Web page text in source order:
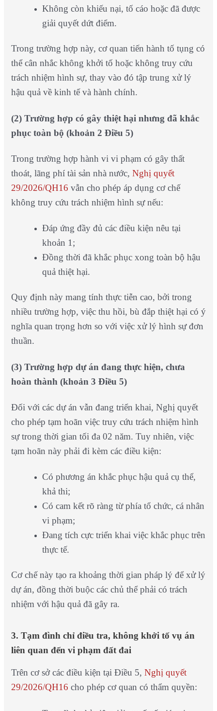
Không còn khiếu nại, tố cáo hoặc đã được
giải quyết dứt điểm.
Trong trường hợp này, cơ quan tiến hành tố tụng có
thể cân nhắc không khởi tố hoặc không truy cứu
trách nhiệm hình sự, thay vào đó tập trung xử lý
hậu quả về kinh tế và hành chính.
(2) Trường hợp có gây thiệt hại nhưng đã khắc
phục toàn bộ (khoản 2 Điều 5)
Trong trường hợp hành vi vi phạm có gây thất
thoát, lãng phí tài sản nhà nước, Nghị quyết
29/2026/QH16 vẫn cho phép áp dụng cơ chế
không truy cứu trách nhiệm hình sự nếu:
Đáp ứng đầy đủ các điều kiện nêu tại
khoản 1;
Đồng thời đã khắc phục xong toàn bộ hậu
quả thiệt hại.
Quy định này mang tính thực tiễn cao, bởi trong
nhiều trường hợp, việc thu hồi, bù đắp thiệt hại có ý
nghĩa quan trọng hơn so với việc xử lý hình sự đơn
thuần.
(3) Trường hợp dự án đang thực hiện, chưa
hoàn thành (khoản 3 Điều 5)
Đối với các dự án vẫn đang triển khai, Nghị quyết
cho phép tạm hoãn việc truy cứu trách nhiệm hình
sự trong thời gian tối đa 02 năm. Tuy nhiên, việc
tạm hoãn này phải đi kèm các điều kiện:
Có phương án khắc phục hậu quả cụ thể,
khả thi;
Có cam kết rõ ràng từ phía tổ chức, cá nhân
vi phạm;
Đang tích cực triển khai việc khắc phục trên
thực tế.
Cơ chế này tạo ra khoảng thời gian pháp lý để xử lý
dự án, đồng thời buộc các chủ thể phải có trách
nhiệm với hậu quả đã gây ra.
3. Tạm đình chỉ điều tra, không khởi tố vụ án
liên quan đến vi phạm đất đai
Trên cơ sở các điều kiện tại Điều 5, Nghị quyết
29/2026/QH16 cho phép cơ quan có thẩm quyền: